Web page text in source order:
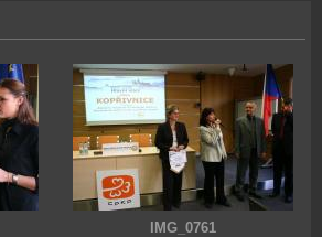
IMG_0761